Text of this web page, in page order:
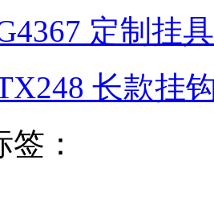
定制挂
长款挂
：